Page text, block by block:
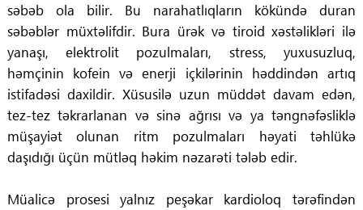
səbəb ola bilir. Bu narahatlıqların kökündə duran
səbəblər müxtəlifdir. Bura ürək və tiroid xəstəlikləri ilə
yanaşı, elektrolit pozulmaları, stress, yuxusuzluq,
həmçinin kofein və enerji içkilərinin həddindən artıq
istifadəsi daxildir. Xüsusilə uzun müddət davam edən,
tez-tez təkrarlanan və sinə ağrısı və ya təngnəfəsliklə
müşayiət olunan ritm pozulmaları həyati təhlükə
daşıdığı üçün mütləq həkim nəzarəti tələb edir.
Müalicə prosesi yalnız peşəkar kardioloq tərəfindən